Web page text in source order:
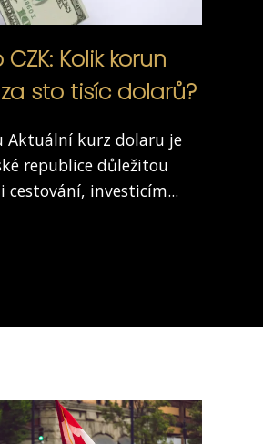
Kolik korun
sto tisíc dolarů?
Aktuální kurz dolaru je
republice důležitou
investicím...